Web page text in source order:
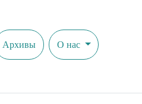
Архивы О нас